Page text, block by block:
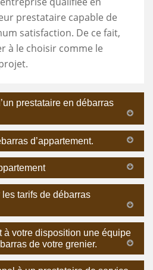
prestataire capable de
satisfaction. De ce fait,
à le choisir comme le
prestataire en débarras
d’appartement.
tarifs de débarras
à votre disposition une équipe
de votre grenier.